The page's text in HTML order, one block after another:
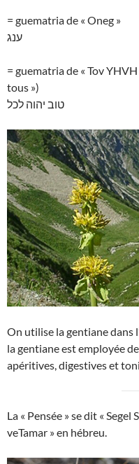
= guematria de « Oneg »
ענג
= guematria de « Tov
tous »)
טוב יהוה לכל
On utilise la gentiane dans
la gentiane est employée
apéritives, digestives et
La « Pensée » se dit «
veTamar » en hébreu.